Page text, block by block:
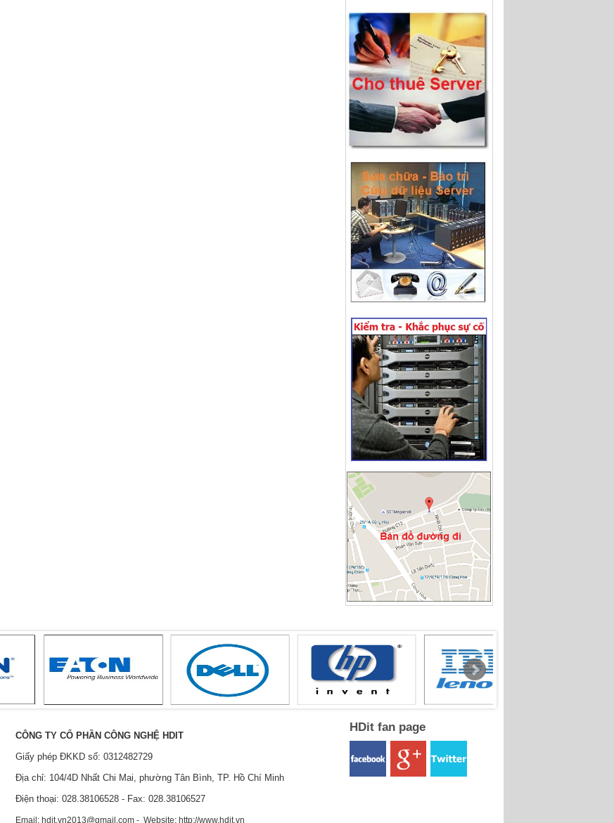
CÔNG TY CỔ PHẦN CÔNG NGHỆ HDIT
Giấy phép ĐKKD số: 0312482729
Địa chỉ: 104/4D Nhất Chi Mai, phường Tân Bình, TP. Hồ Chí Minh
Điện thoại: 028.38106528 - Fax: 028.38106527
Email: hdit.vn2013@gmail.com - Website: http://www.hdit.vn
HDit fan page